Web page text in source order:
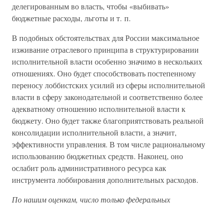
делегированным во власть, чтобы «выбивать»
бюджетные расходы, льготы и т. п.
В подобных обстоятельствах для России максимальное
изживание отраслевого принципа в структурировании
исполнительной власти особенно значимо в нескольких
отношениях. Оно будет способствовать постепенному
переносу лоббистских усилий из сферы исполнительной
власти в сферу законодательной и соответственно более
адекватному отношению исполнительной власти к
бюджету. Оно будет также благоприятствовать реальной
консолидации исполнительной власти, а значит,
эффективности управления. В том числе рациональному
использованию бюджетных средств. Наконец, оно
ослабит роль административного ресурса как
инструмента лоббирования дополнительных расходов.
По нашим оценкам, число только федеральных